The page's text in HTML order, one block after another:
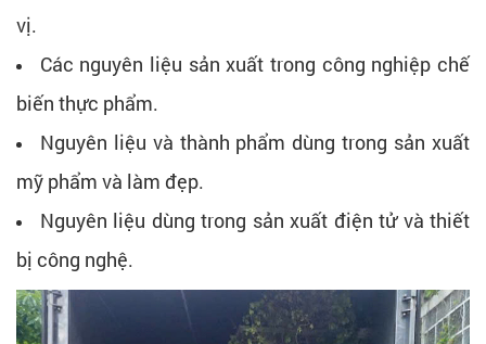
vị.
Các nguyên liệu sản xuất trong công nghiệp chế
biến thực phẩm.
Nguyên liệu và thành phẩm dùng trong sản xuất
mỹ phẩm và làm đẹp.
Nguyên liệu dùng trong sản xuất điện tử và thiết
bị công nghệ.